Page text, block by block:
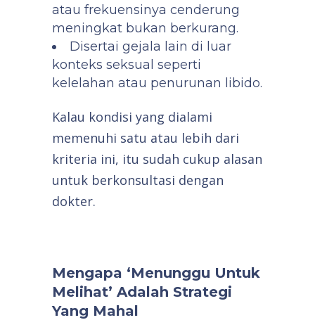
atau frekuensinya cenderung
meningkat bukan berkurang.
Disertai gejala lain di luar
konteks seksual seperti
kelelahan atau penurunan libido.
Kalau kondisi yang dialami
memenuhi satu atau lebih dari
kriteria ini, itu sudah cukup alasan
untuk berkonsultasi dengan
dokter.
Mengapa ‘Menunggu Untuk
Melihat’ Adalah Strategi
Yang Mahal